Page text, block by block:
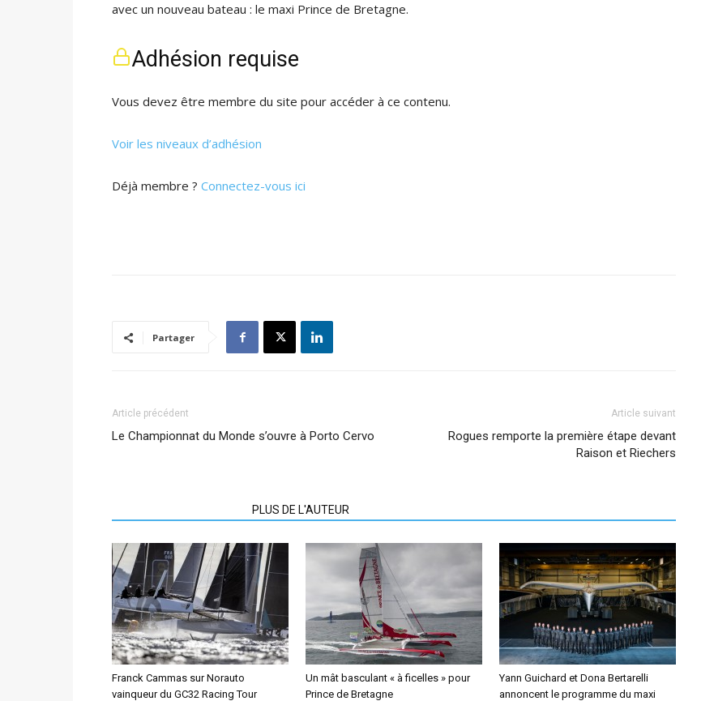
avec un nouveau bateau : le maxi Prince de Bretagne.
Adhésion requise
Vous devez être membre du site pour accéder à ce contenu.
Voir les niveaux d’adhésion
Déjà membre ? Connectez-vous ici
Partager
Article précédent
Le Championnat du Monde s’ouvre à Porto Cervo
Article suivant
Rogues remporte la première étape devant
Raison et Riechers
PLUS DE L'AUTEUR
Franck Cammas sur Norauto
vainqueur du GC32 Racing Tour
Un mât basculant « à ficelles » pour
Prince de Bretagne
Yann Guichard et Dona Bertarelli
annoncent le programme du maxi